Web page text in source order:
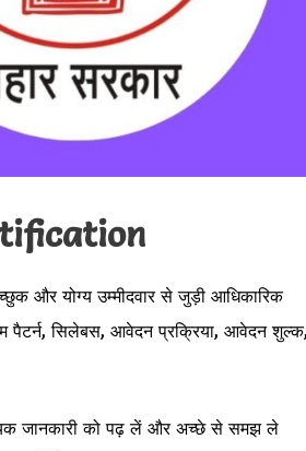
और योग्य उम्मीदवार से जुड़ी आधिकारिक
पैटर्न, सिलेबस, आवेदन प्रक्रिया, आवेदन
जानकारी को पढ़ लें और अच्छे से समझ ले